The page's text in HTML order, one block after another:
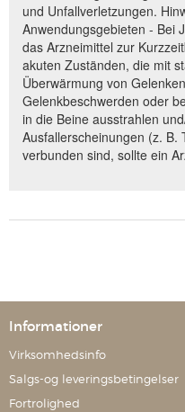
und Unfallverletzungen.
Anwendungsgebieten - Bei
das Arzneimittel zur
akuten Zuständen, die mit
Überwärmung von
Gelenkbeschwerden oder
in die Beine ausstrahlen
Ausfallerscheinungen (z. B.
verbunden sind, sollte ein
Informationer
Virksomhedsinfo
Salgs-og leveringsbetingelser
Fortrolighed